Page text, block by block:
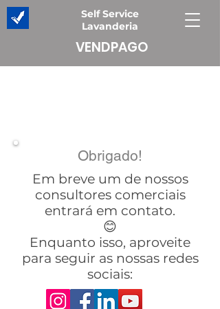
Self Service
Lavanderia
VENDPAGO
Obrigado!
Em breve um de nossos
consultores comerciais
entrará em contato.
😊
Enquanto isso, aproveite
para seguir as nossas redes
sociais: